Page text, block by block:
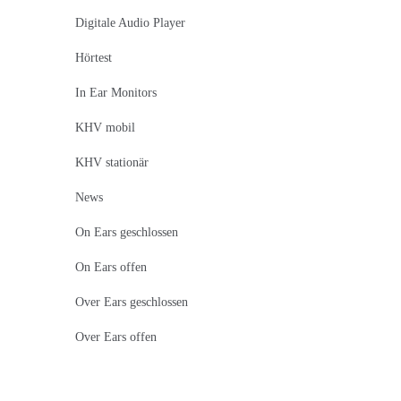
Digitale Audio Player
Hörtest
In Ear Monitors
KHV mobil
KHV stationär
News
On Ears geschlossen
On Ears offen
Over Ears geschlossen
Over Ears offen